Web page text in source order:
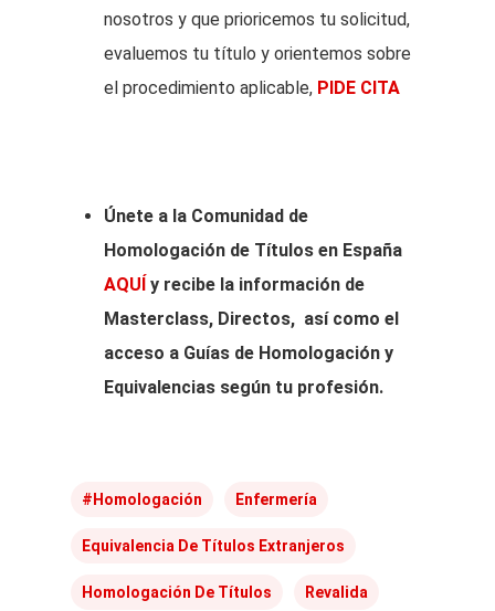
nosotros y que prioricemos tu solicitud,
evaluemos tu título y orientemos sobre
el procedimiento aplicable, PIDE CITA
Únete a la Comunidad de
Homologación de Títulos en España
AQUÍ y recibe la información de
Masterclass, Directos, así como el
acceso a Guías de Homologación y
Equivalencias según tu profesión.
#Homologación Enfermería
Equivalencia De Títulos Extranjeros
Homologación De Títulos Revalida